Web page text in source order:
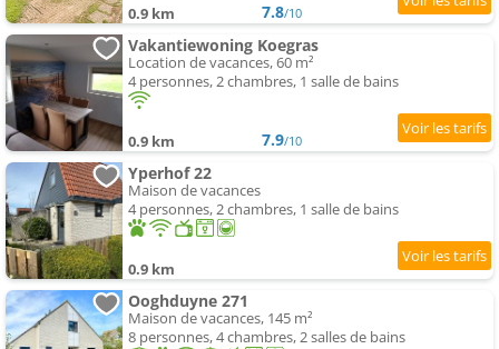
0.9 km 7.8/10
Vakantiewoning Koegras
Location de vacances, 60 m²
4 personnes, 2 chambres, 1 salle de bains
0.9 km 7.9/10
Yperhof 22
Maison de vacances
4 personnes, 2 chambres, 1 salle de bains
0.9 km
Ooghduyne 271
Maison de vacances, 145 m²
8 personnes, 4 chambres, 2 salles de bains